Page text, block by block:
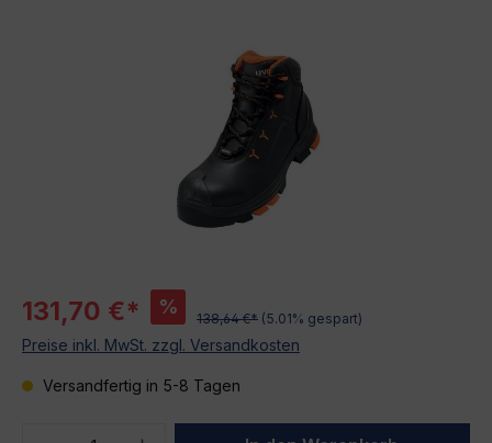
131,70 €* %
138,64 €* (5.01% gespart)
Preise inkl. MwSt. zzgl. Versandkosten
Versandfertig in 5-8 Tagen